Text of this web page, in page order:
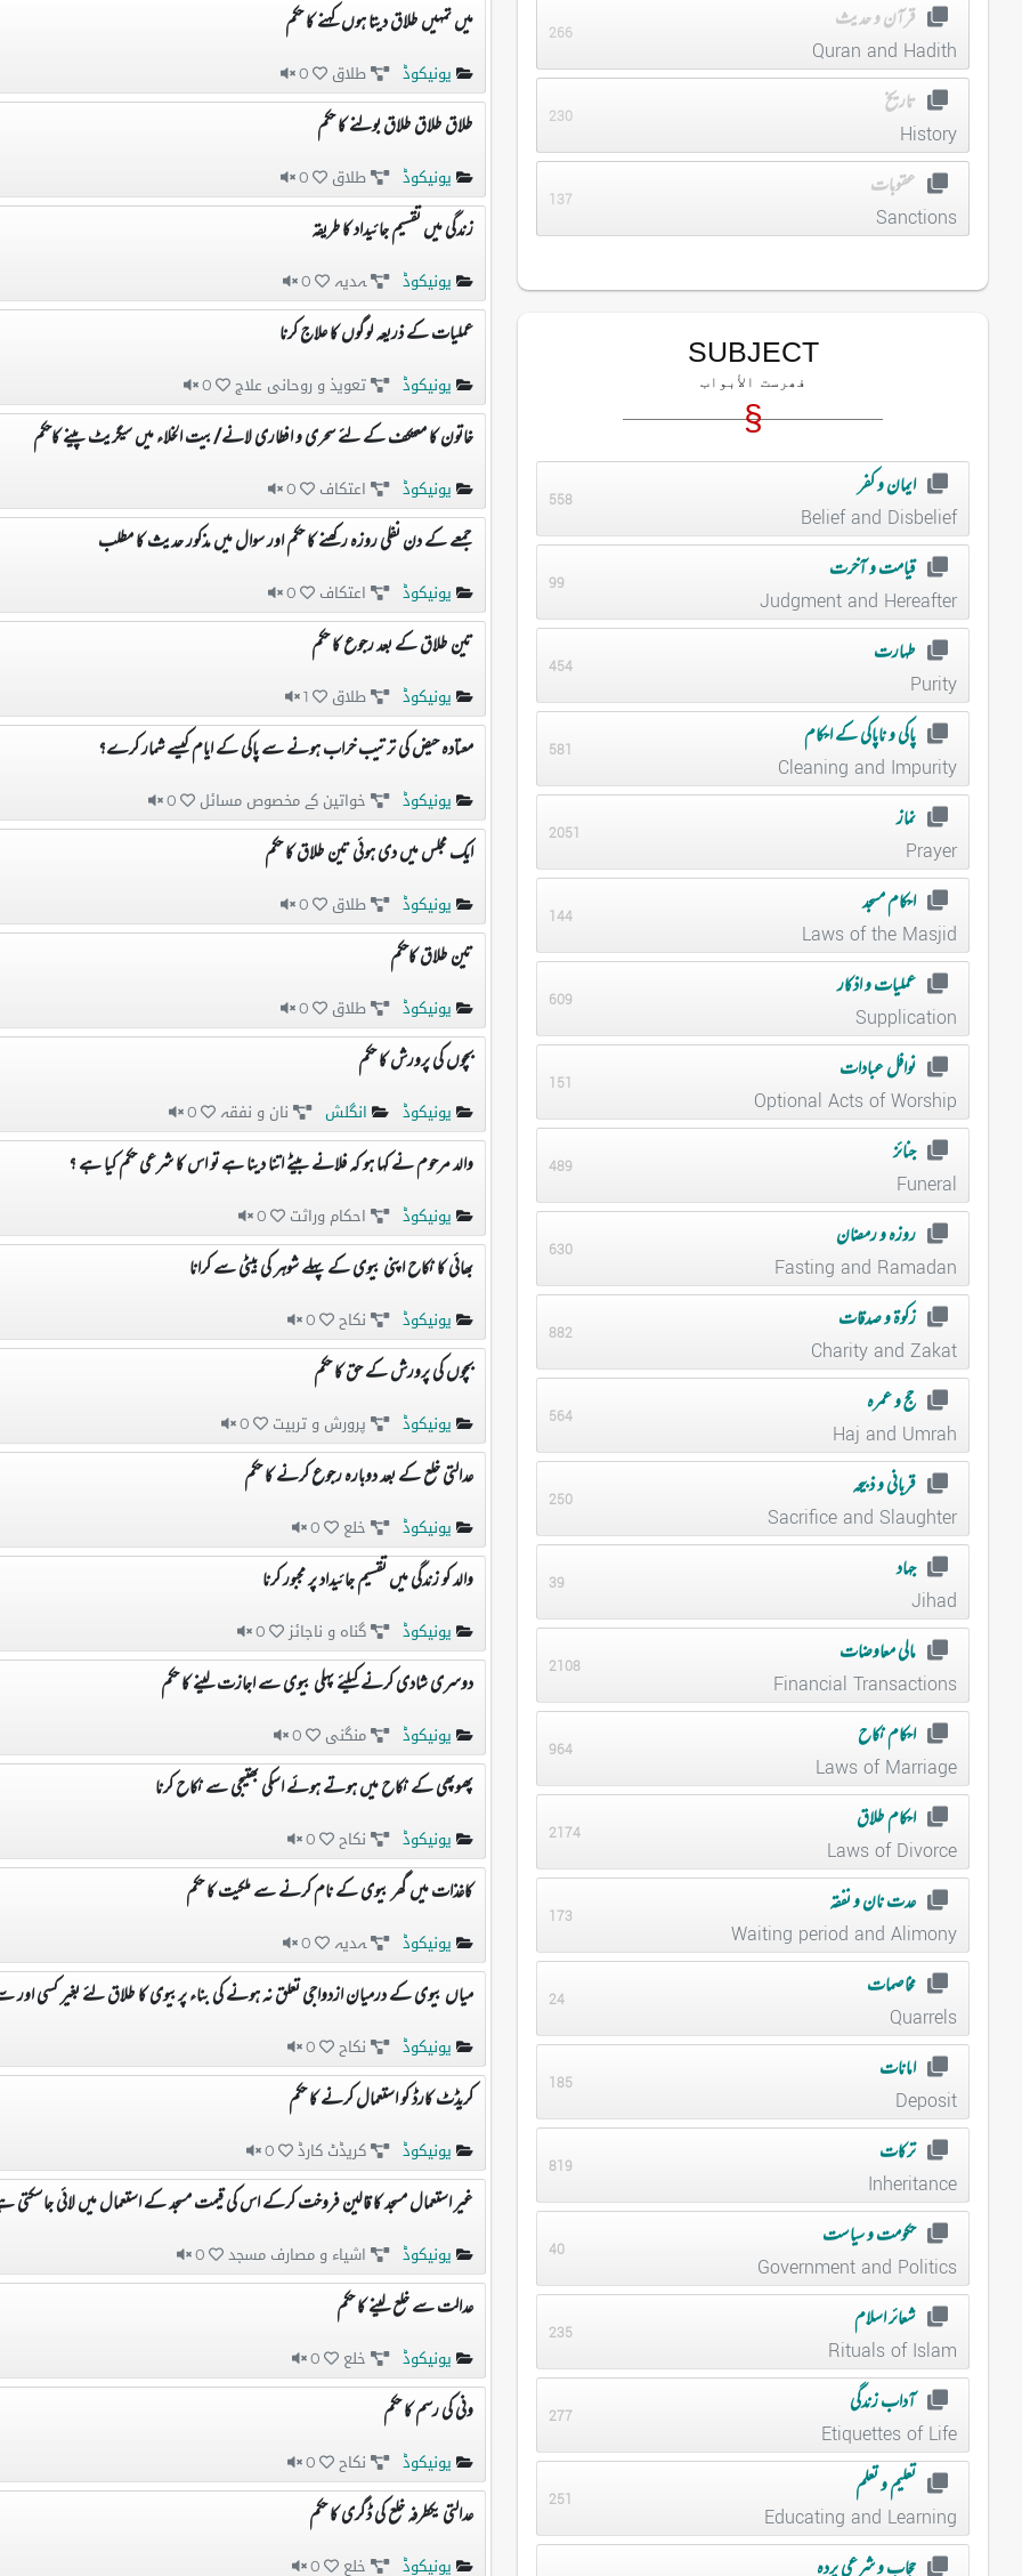
قرآن و حدیث
Quran and Hadith
266
تاریخ
History
230
عقوبات
Sanctions
137
SUBJECT
فھرست الأبواب
ایمان و کفر
Belief and Disbelief
558
قیامت و آخرت
Judgment and Hereafter
99
طہارت
Purity
454
پاکی و ناپاکی کے احکام
Cleaning and Impurity
581
نماز
Prayer
2051
احکام مسجد
Laws of the Masjid
144
عملیات و اذکار
Supplication
609
نوافل عبادات
Optional Acts of Worship
151
جنائز
Funeral
489
روزہ و رمضان
Fasting and Ramadan
630
زکوۃ و صدقات
Charity and Zakat
882
حج و عمرہ
Haj and Umrah
564
قربانی و ذبیحہ
Sacrifice and Slaughter
250
جہاد
Jihad
39
مالی معاوضات
Financial Transactions
2108
احکام نکاح
Laws of Marriage
964
احکام طلاق
Laws of Divorce
2174
عدت نان و نفقہ
Waiting period and Alimony
173
مخاصمات
Quarrels
24
امانات
Deposit
185
ترکات
Inheritance
819
حکومت و سیاست
Government and Politics
40
شعائر اسلام
Rituals of Islam
235
آداب زندگی
Etiquettes of Life
277
تعلیم و تعلم
Educating and Learning
251
حجاب و شرعی پردہ
میں تمہیں طلاق دیتا ہوں کہنے کا حکم
یونیکوڈ طلاق
طلاق طلاق طلاق بولنے کا حکم
یونیکوڈ طلاق
زندگی میں تقسیم جائیداد کا طریقہ
یونیکوڈ ہدیہ
عملیات کے ذریعہ لوگوں کا علاج کرنا
یونیکوڈ تعویذ و روحانی علاج
خاتون کا معتکف کے لئے سحری و افطاری لانے/بیت الخلاء میں سیگریٹ پینے کاحکم
یونیکوڈ اعتکاف
جمعے کے دن نفلی روزہ رکھنے کا حکم اور سوال میں مذکور حدیث کا مطلب
یونیکوڈ اعتکاف
تین طلاق کے بعد رجوع کا حکم
یونیکوڈ طلاق
معتادہ حیض کی ترتیب خراب ہونے سے پاکی کے ایام کیسے شمار کرے؟
یونیکوڈ خواتین کے مخصوص مسائل
ایک مجلس میں دی ہوئی تین طلاق کا حکم
یونیکوڈ طلاق
تین طلاق کاحکم
یونیکوڈ طلاق
بچوں کی پرورش کا حکم
یونیکوڈ انگلش نان و نفقہ
والد مرحوم نے کہا ہو کہ فلانے بیٹے اتنا دینا ہے تو اس کا شرعی حکم کیا ہے ؟
یونیکوڈ احکام وراثت
بھائی کا نکاح اپنی بیوی کے پہلے شوہر کی بیٹی سے کرانا
یونیکوڈ نکاح
بچوں کی پرورش کے حق کا حکم
یونیکوڈ پرورش و تربیت
عدالتی خلع کے بعد دوبارہ رجوع کرنے کا حکم
یونیکوڈ خلع
والد کو زندگی میں تقسیم جائیداد پر مجبور کرنا
یونیکوڈ گناہ و ناجائز
دوسری شادی کرنے کیلئے پہلی بیوی سے اجازت لینے کا حکم
یونیکوڈ منگنی
پھوپھی کے نکاح میں ہوتے ہوئے اسکی بھتیجی سے نکاح کرنا
یونیکوڈ نکاح
کاغذات میں گھر بیوی کے نام کرنے سے ملکیت کا حکم
یونیکوڈ ہدیہ
میاں بیوی کے درمیان ازدواجی تعلق نہ ہونے کی بناء پربیوی کا طلاق لئے بغیر کسی اور
یونیکوڈ نکاح
کریڈٹ کارڈ کو استعمال کرنے کا حکم
یونیکوڈ کریڈٹ کارڈ
غیر استعمال مسجد کا قالین فروخت کرکے اس کی قیمت مسجد کے استعمال میں لائی جاسکتی
یونیکوڈ اشیاء و مصارف مسجد
عدالت سے خلع لینے کا حکم
یونیکوڈ خلع
ونی کی رسم کا حکم
یونیکوڈ نکاح
عدالتی یکطرفہ خلع کی ڈگری کا حکم
یونیکوڈ خلع